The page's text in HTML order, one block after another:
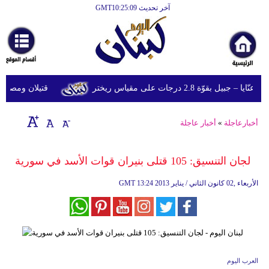
آخر تحديث GMT10:25:09
أخبارعاجلة
رياضة
ثقافة
إقتصاد
وموسيقى
وتغذية
قتيلان ومصابون جراء 14 غارة إسرائيلية على 2.8 درجات على مقياس ريختر
أخبارعاجلة » أخبار عاجلة
لجان التنسيق: 105 قتلى بنيران قوات الأسد في سورية
GMT 13:24 2013 الأربعاء ,02 كانون الثاني / يناير
العرب اليوم